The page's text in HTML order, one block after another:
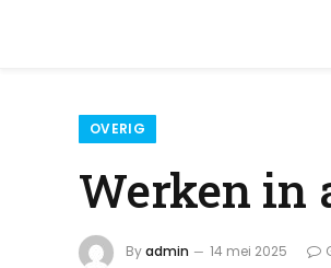
OVERIG
Werken in
Byadmin 14 mei 2025